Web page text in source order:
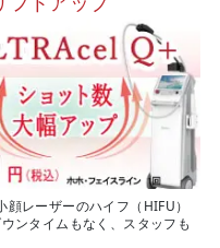
レーザーのハイフ（HIFU）
ンタイムもなく、スタッフも